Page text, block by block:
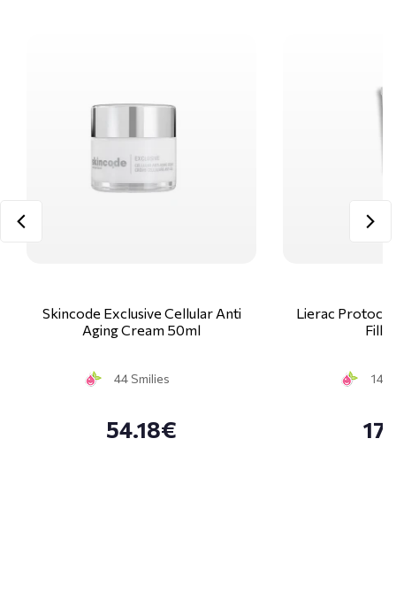
Skincode Exclusive Cellular Anti
Aging Cream 50ml
44 Smilies
54.18€
Lierac
14